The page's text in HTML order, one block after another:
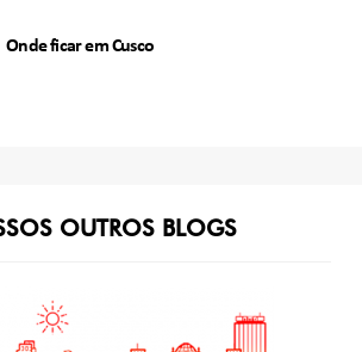
Onde ficar em Cusco
OUTROS BLOGS